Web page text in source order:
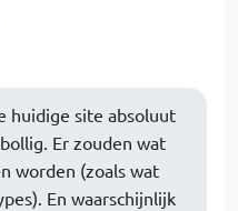
huidige site absoluut
Er zouden wat
worden (zoals wat
En waarschijnlijk